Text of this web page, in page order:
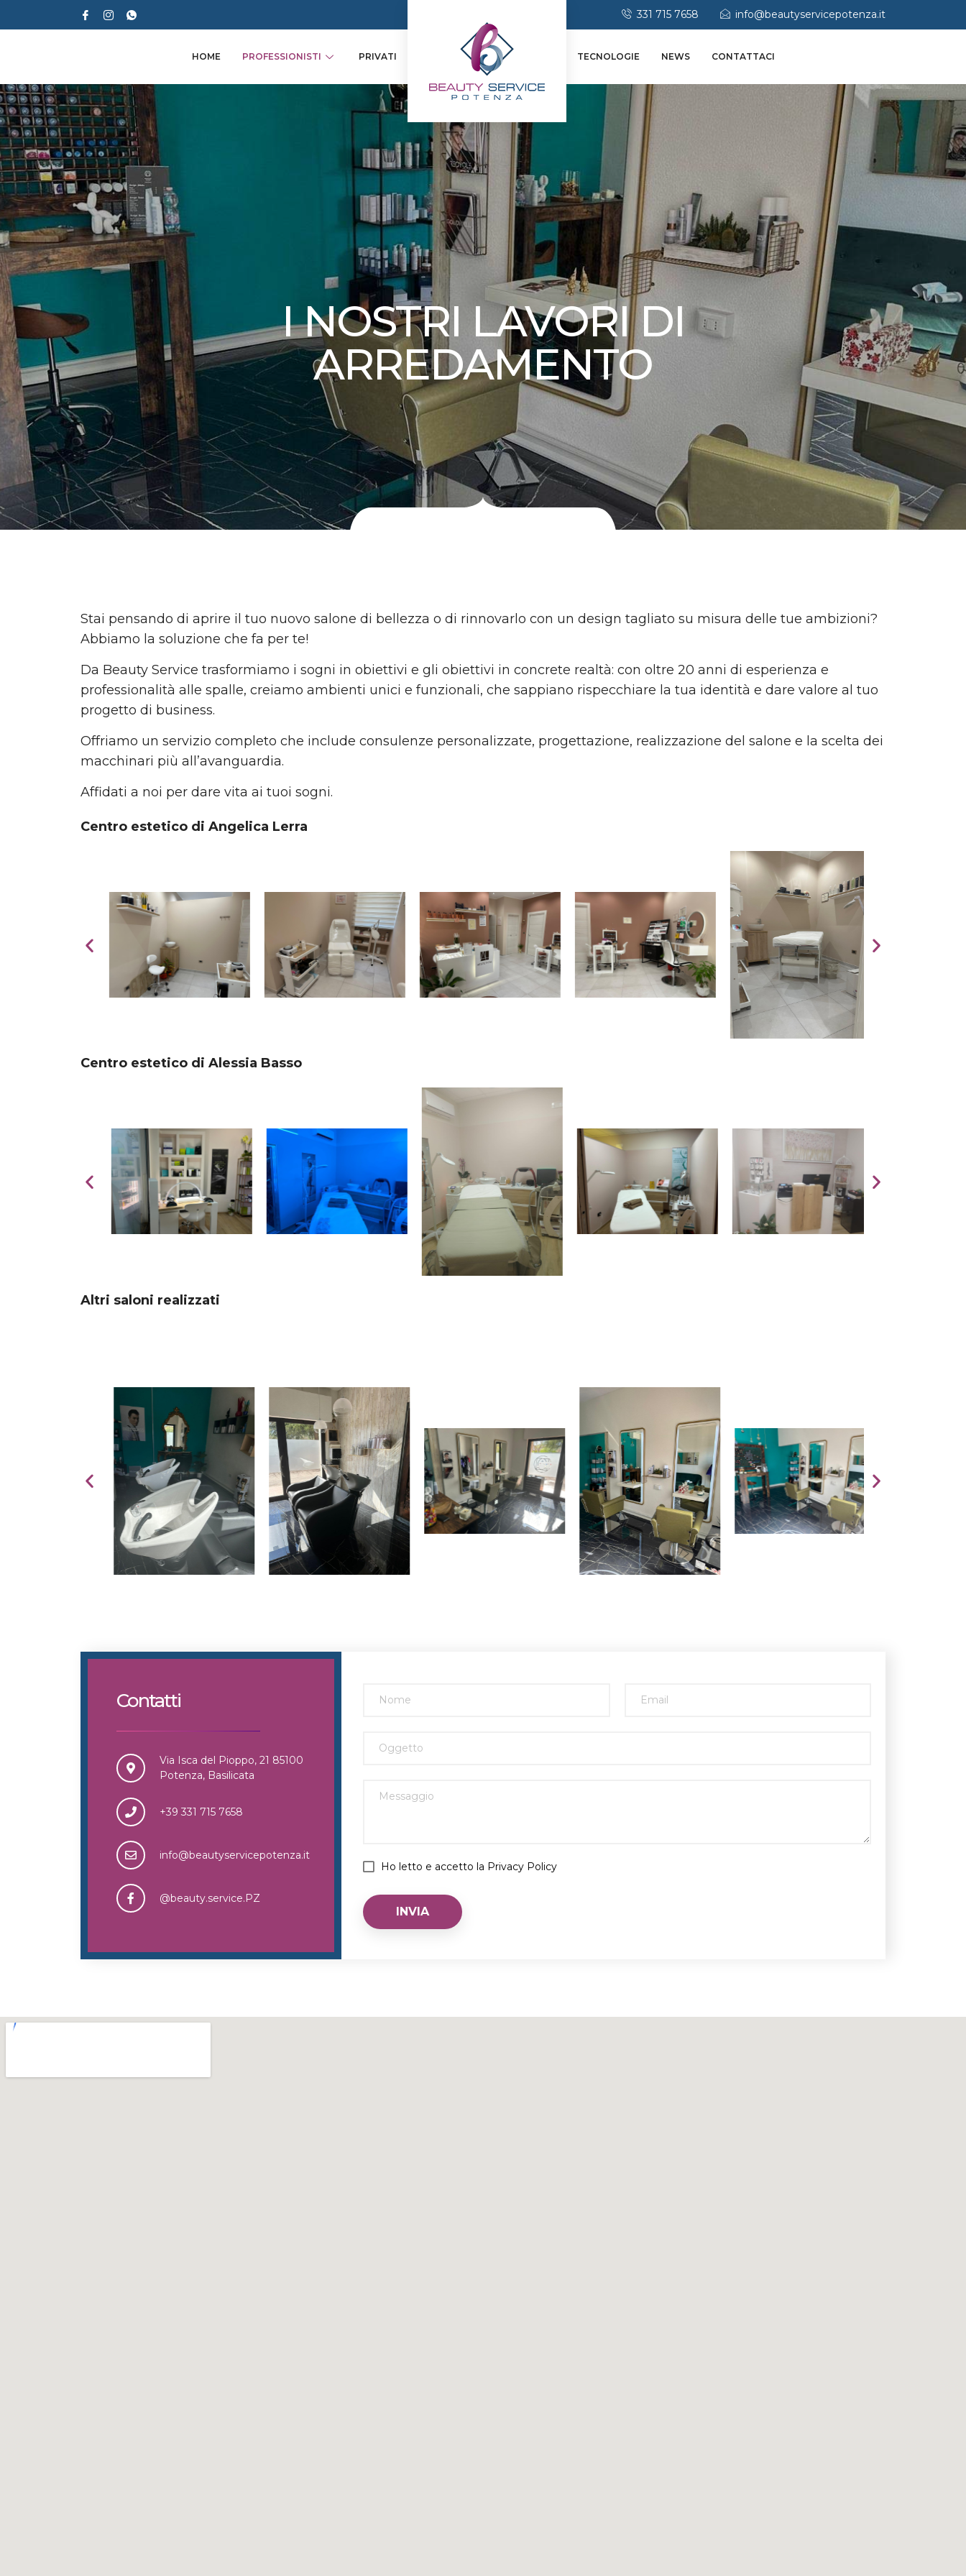
331 715 7658 info@beautyservicepotenza.it
HOME PROFESSIONISTI PRIVATI TECNOLOGIE NEWS CONTATTACI
I NOSTRI LAVORI DI
ARREDAMENTO
Stai pensando di aprire il tuo nuovo salone di bellezza o di rinnovarlo con un design tagliato su misura delle tue ambizioni?
Abbiamo la soluzione che fa per te!
Da Beauty Service trasformiamo i sogni in obiettivi e gli obiettivi in concrete realtà: con oltre 20 anni di esperienza e
professionalità alle spalle, creiamo ambienti unici e funzionali, che sappiano rispecchiare la tua identità e dare valore al tuo
progetto di business.
Offriamo un servizio completo che include consulenze personalizzate, progettazione, realizzazione del salone e la scelta dei
macchinari più all’avanguardia.
Affidati a noi per dare vita ai tuoi sogni.
Centro estetico di Angelica Lerra
Centro estetico di Alessia Basso
Altri saloni realizzati
Contatti
Via Isca del Pioppo, 21 85100
Potenza, Basilicata
+39 331 715 7658
info@beautyservicepotenza.it
@beauty.service.PZ
Ho letto e accetto la Privacy Policy
INVIA